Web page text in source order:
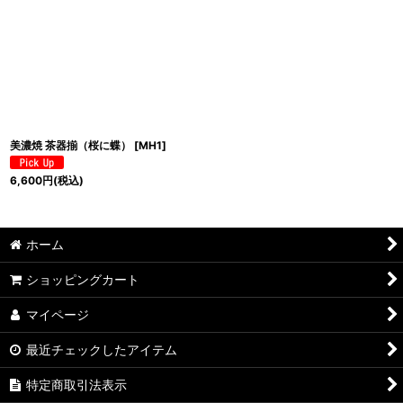
美濃焼 茶器揃（桜に蝶） [MH1]
6,600円(税込)
ホーム
ショッピングカート
マイページ
最近チェックしたアイテム
特定商取引法表示